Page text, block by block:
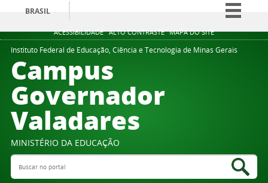
ACESSIBILIDADE ALTO CONTRASTE MAPA DO SITE
BRASIL
Simplifique!
Comunica BR
Instituto Federal de Educação, Ciência e Tecnologia de Minas Gerais
Campus
Governador
Valadares
MINISTÉRIO DA EDUCAÇÃO
Buscar no portal